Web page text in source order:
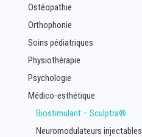
Ostéopathie
Orthophonie
Soins pédiatriques
Physiothérapie
Psychologie
Médico-esthétique
Biostimulant – Sculptra®
Neuromodulateurs injectables